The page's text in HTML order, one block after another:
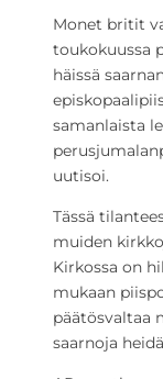
Monet britit
toukokuussa
häissä
samanlaista
uutisoi.
Tässä
muiden
Kirkossa on
mukaan
päätösvaltaa
saarnoja